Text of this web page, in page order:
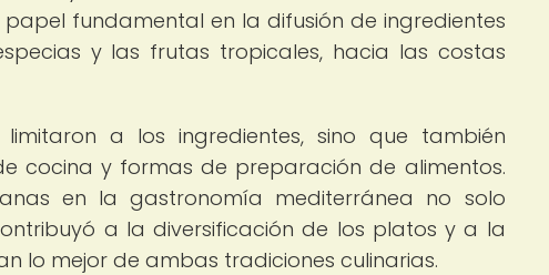
fundamental en la difusión de ingredientes
y las frutas tropicales, hacia las costas
a los ingredientes, sino que también
cocina y formas de preparación de alimentos.
en la gastronomía mediterránea no solo
a la diversificación de los platos y a la
lo mejor de ambas tradiciones culinarias.